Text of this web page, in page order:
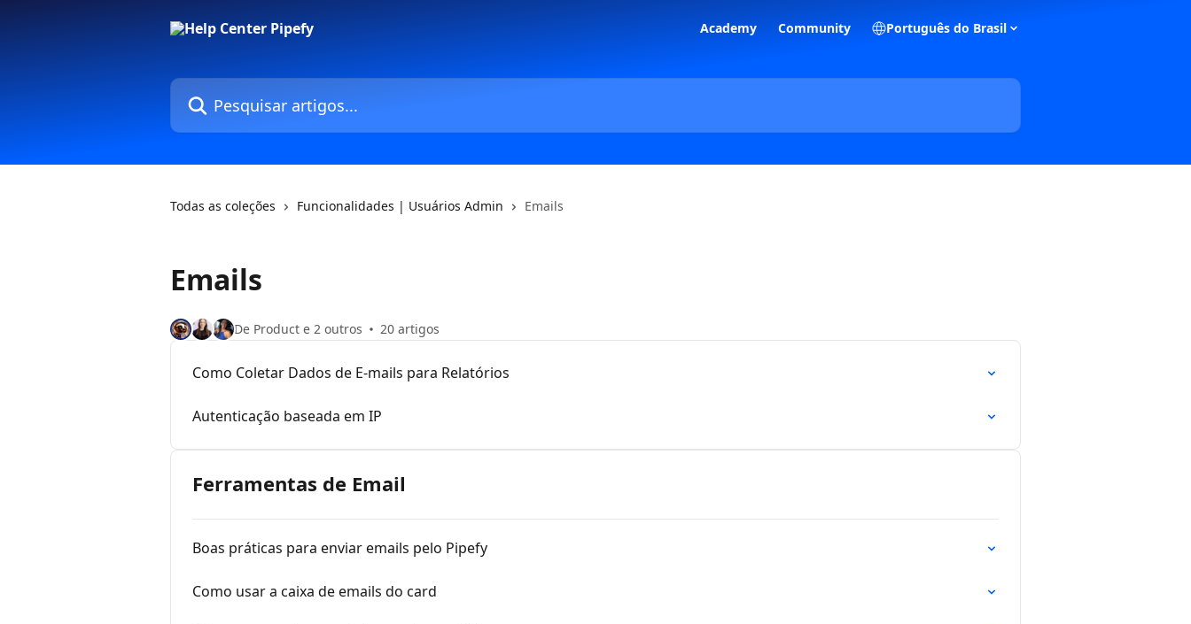
Academy Community Português do Brasil
Pesquisar artigos...
Todas as coleções Funcionalidades | Usuários Admin Emails
Emails
De Product e 2 outros 20 artigos
Como Coletar Dados de E-mails para Relatórios
Autenticação baseada em IP
Ferramentas de Email
Boas práticas para enviar emails pelo Pipefy
Como usar a caixa de emails do card